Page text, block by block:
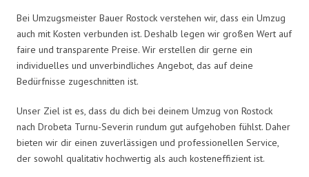
Bei Umzugsmeister Bauer Rostock verstehen wir, dass ein Umzug
auch mit Kosten verbunden ist. Deshalb legen wir großen Wert auf
faire und transparente Preise. Wir erstellen dir gerne ein
individuelles und unverbindliches Angebot, das auf deine
Bedürfnisse zugeschnitten ist.
Unser Ziel ist es, dass du dich bei deinem Umzug von Rostock
nach Drobeta Turnu-Severin rundum gut aufgehoben fühlst. Daher
bieten wir dir einen zuverlässigen und professionellen Service,
der sowohl qualitativ hochwertig als auch kosteneffizient ist.